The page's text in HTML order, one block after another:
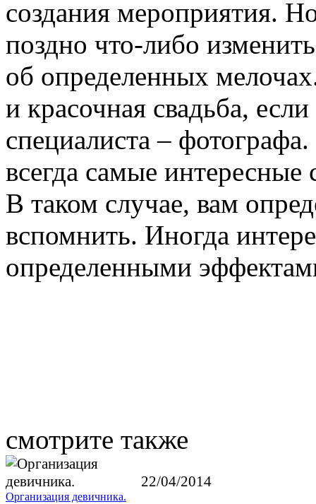
создания мероприятия.
поздно что-либо
об определенных
и красочная свадьба,
специалиста –
всегда самые
В таком случае, вам
вспомнить. Иногда
определенными
смотрите также
22/04/2014
Организация девичника.